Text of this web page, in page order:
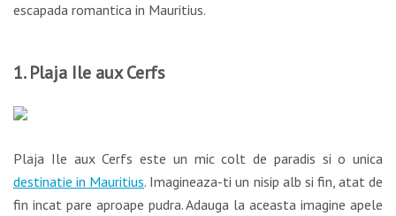
escapada romantica in Mauritius.
1. Plaja Ile aux Cerfs
Plaja Ile aux Cerfs este un mic colt de paradis si o unica
destinatie in Mauritius. Imagineaza-ti un nisip alb si fin, atat de
fin incat pare aproape pudra. Adauga la aceasta imagine apele